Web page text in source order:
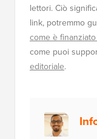
lettori. Ciò
link, potremmo
come è
come puoi
editoriale.